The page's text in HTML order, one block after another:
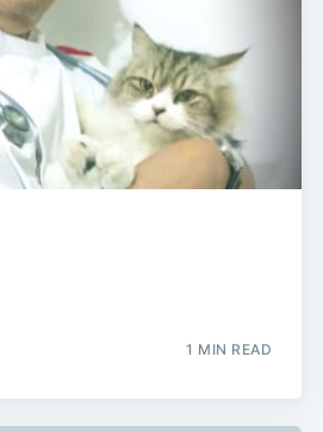
1 MIN READ